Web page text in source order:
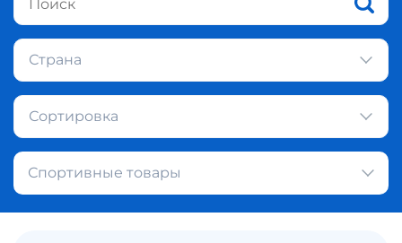
Страна
Сортировка
Спортивные товары